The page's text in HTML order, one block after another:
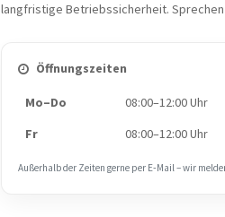
langfristige Betriebssicherheit. Sprechen
Öffnungszeiten
Mo–Do 08:00–12:00 Uhr
Fr
08:00–12:00 Uhr
Außerhalb der Zeiten gerne per E‑Mail – wir